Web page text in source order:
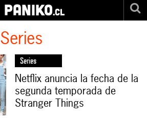
PANIKO.cl
Series
Series
Netflix anuncia la fecha de la
segunda temporada de
Stranger Things